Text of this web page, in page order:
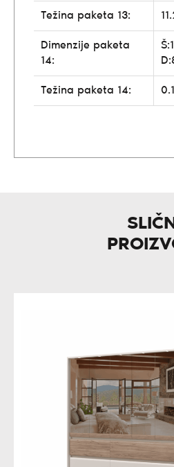
Težina paketa 13:
Dimenzije paketa
14:
Težina paketa 14: